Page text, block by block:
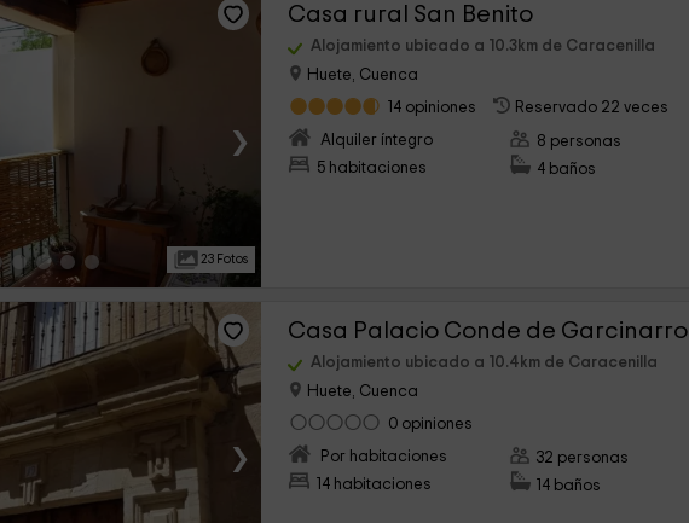
›
23 Fotos
Casa rural San Benito
Alojamiento ubicado a 10.3km de Caracenilla
Huete, Cuenca
14 opiniones
Reservado 22 veces
Alquiler íntegro
5 habitaciones
8 personas
4 baños
›
Casa Palacio Conde de Garcinarro
Alojamiento ubicado a 10.4km de Caracenilla
Huete, Cuenca
0 opiniones
Por habitaciones
14 habitaciones
32 personas
14 baños